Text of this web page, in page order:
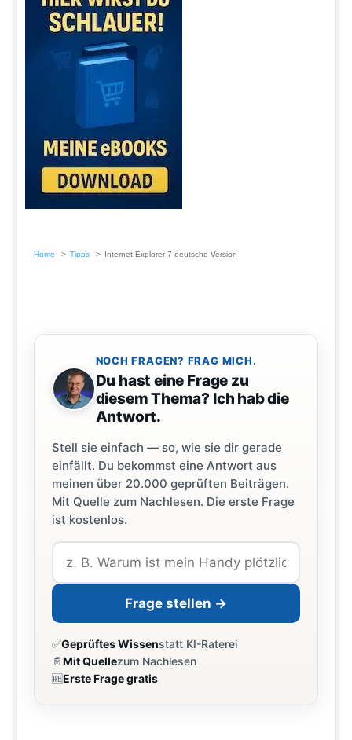
Home Tipps Internet Explorer 7 deutsche Version
NOCH FRAGEN? FRAG MICH.
Du hast eine Frage zu
diesem Thema? Ich hab die
Antwort.
Stell sie einfach — so, wie sie dir gerade
einfällt. Du bekommst eine Antwort aus
meinen über 20.000 geprüften Beiträgen.
Mit Quelle zum Nachlesen. Die erste Frage
ist kostenlos.
Frage stellen →
✅Geprüftes Wissenstatt KI-Raterei
📄Mit Quellezum Nachlesen
🆓Erste Frage gratis